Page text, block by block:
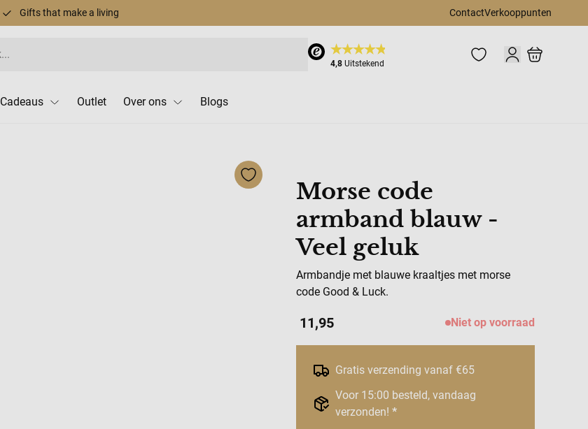
Gifts that make a living ContactVerkooppunten
4,8 Uitstekend
Cart
Cadeaus Outlet Over ons Blogs
Voeg toe aan verlanglijst
Morse code
armband blauw -
Veel geluk
Armbandje met blauwe kraaltjes met morse
code Good & Luck.
11,95 Niet op voorraad
Gratis verzending vanaf €65
Voor 15:00 besteld, vandaag
verzonden! *